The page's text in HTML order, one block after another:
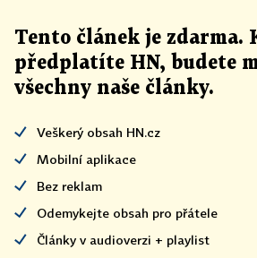
Tento článek je zdarma.
předplatíte HN, budete
všechny naše články.
Veškerý obsah HN.cz
Mobilní aplikace
Bez reklam
Odemykejte obsah pro přátele
Články v audioverzi + playlist